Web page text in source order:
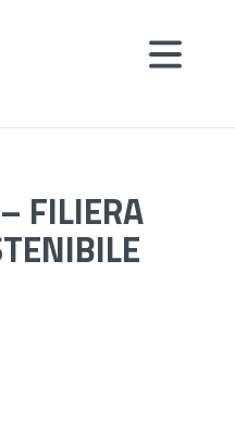
FILIERA